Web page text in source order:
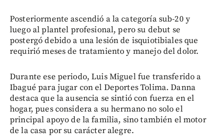
Posteriormente ascendió a la categoría sub-20 y
luego al plantel profesional, pero su debut se
postergó debido a una lesión de isquiotibiales que
requirió meses de tratamiento y manejo del dolor.
Durante ese periodo, Luis Miguel fue transferido a
Ibagué para jugar con el Deportes Tolima. Danna
destaca que la ausencia se sintió con fuerza en el
hogar, pues considera a su hermano no solo el
principal apoyo de la familia, sino también el motor
de la casa por su carácter alegre.